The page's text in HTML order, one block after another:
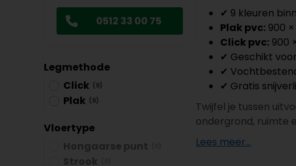
Schoonmaak en onderhoud
Traprenovatie
0512 33 00 75
Legmethode
Click (9)
Plak (9)
Vloertype
✔ 9 kleuren
Plak pvc: 900
Click pvc: 900
✔ Geschikt
✔
✔ Gratis
Twijfel je tussen
ondergrond, ruimte
Lees meer...